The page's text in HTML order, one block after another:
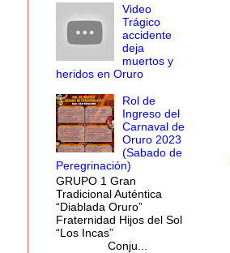
Video
Trágico
accidente
deja
muertos y
heridos en Oruro
Rol de
Ingreso del
Carnaval de
Oruro 2023
(Sabado de
Peregrinación)
GRUPO 1 Gran
Tradicional Auténtica
“Diablada Oruro”
Fraternidad Hijos del Sol
“Los Incas”
Conju...